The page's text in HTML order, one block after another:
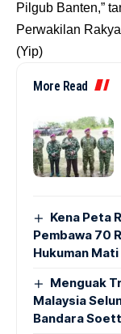
Pilgub Banten,”
Perwakilan
(Yip)
More Read
Kena Peta
Pembawa 70
Hukuman Mati
Menguak
Malaysia
Bandara